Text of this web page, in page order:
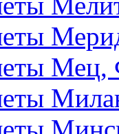
Мец,